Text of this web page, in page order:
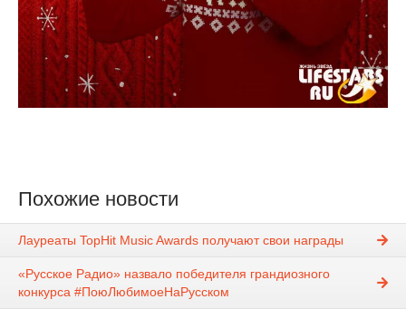
Похожие новости
Лауреаты TopHit Music Awards получают свои награды
«Русское Радио» назвало победителя грандиозного
конкурса #ПоюЛюбимоеНаРусском